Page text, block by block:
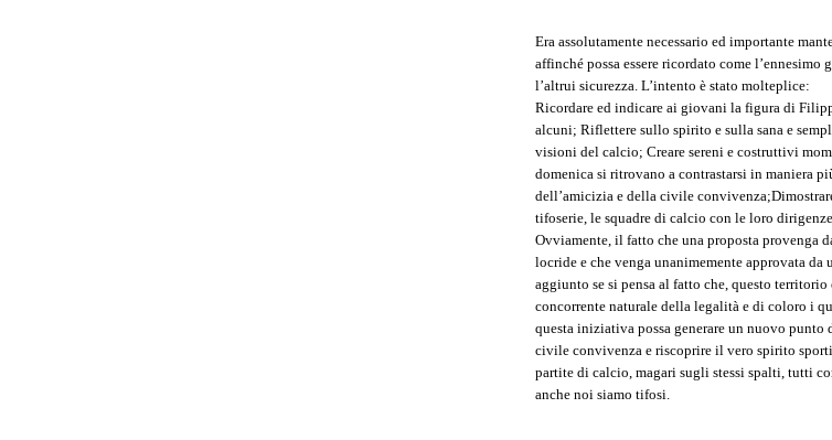
Era assolutamente necessario ed importante
affinché possa essere ricordato come
l’altrui sicurezza. L’intento è stato molteplice:
Ricordare ed indicare ai giovani la figura di
alcuni; Riflettere sullo spirito e sulla sana e
visioni del calcio; Creare sereni e costruttivi
domenica si ritrovano a contrastarsi in maniera
dell’amicizia e della civile
tifoserie, le squadre di calcio con le loro
Ovviamente, il fatto che una proposta
locride e che venga unanimemente approvata
aggiunto se si pensa al fatto che, questo
concorrente naturale della legalità e di coloro i
questa iniziativa possa generare un nuovo punto
civile convivenza e riscoprire il vero spirito
partite di calcio, magari sugli stessi spalti, tutti
anche noi siamo tifosi.